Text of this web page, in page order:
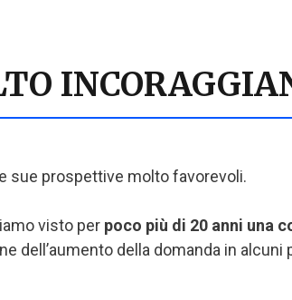
sue prospettive molto favorevoli.
visto per poco più di 20 anni una
della domanda in alcuni